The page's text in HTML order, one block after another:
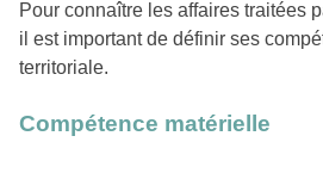
Pour connaître les affaires traitées
il est important de définir ses
territoriale.
Compétence matérielle